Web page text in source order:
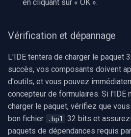
en cliquant sur « OK ».
Vérification et dépannage
L'IDE tentera de charger le paquet
succès, vos composants doivent
d'outils, et vous pouvez
concepteur de formulaires. Si l'IDE
charger le paquet, vérifiez que
bon fichier
.bpl 32 bits et
paquets de dépendances requis